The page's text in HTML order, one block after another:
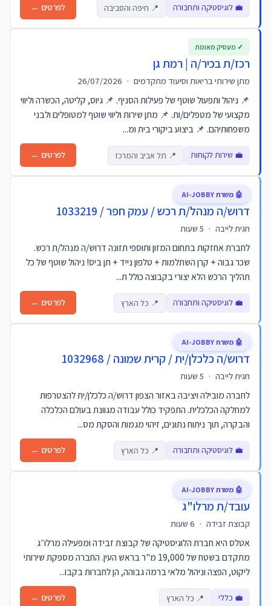
💼 לוגיסטיקה ותחבורה 📍 חיפה והסביבה לפרטים ←
רכז/ת בכיר/ה | רמת גן
מתן שירותי בריאות וסיעוד מתקדמים ·
📌 ניהול ותפעול שוטף של פעילות הסניף. 📌 גיוס, קליטה, הכשרה וליווי
מקצועי של מטפלים/ות. 📌 מתן שירות וליווי שוטף למטופלים ולבני
משפחותיהם. 📌 ביצוע ביקורי בית ומ...
💼 שירות לקוחות 📍 תל אביב והמרכז לפרטים ←
✓ מעסיק מאומת
דרוש/ה מנהל/ת רכש / עמק חפר / 1033219
חגית לייבה ·
לחברת אחזקות בתחום המזון ותוספי תזונה דרוש/ה מנהל/ת רכש.
שכר גבוה + קרן השתלמות + טלפון נייד + תן ביס! ניהול שוטף של כל
תהליך הרכש הלא יצורי בקבוצה כולל ת...
💼 לוגיסטיקה ותחבורה 📍 כל הארץ לפרטים ←
🤖 משרת AI-JOBBY
דרוש/ה כלכלן/ית / קרית שמונה / 1032968
חגית לייבה ·
לחברה מובילה ויציבה באזור הצפון דרוש/ה כלכלן/ית להצטרפות
למחלקה הכלכלית. התפקיד כולל עבודה מגוונת בעולם הכלכלה
והבקרה, תוך ניתוח נתונים, זיהוי מגמות והסקת מס...
💼 לוגיסטיקה ותחבורה 📍 כל הארץ לפרטים ←
🤖 משרת AI-JOBBY
עובד/ת מרלו"ג
קבוצת זבידה ·
אטלס היא חברת הלוגיסטיקה של קבוצת זבידה ומפעילה מרלו״ג
מתקדם בשטח של 19,000 מ"ר בראש העין. החברה מספקת שירותי
ליקוט, הפצה וניהול מלאי ברמה גבוהה, הן לחברות בקבו...
💼 כללי 📍 כל הארץ לפרטים ←
🤖 משרת AI-JOBBY